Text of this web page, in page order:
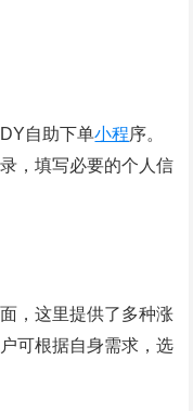
自助下单小程序。
，填写必要的个人信
，这里提供了多种涨
可根据自身需求，选